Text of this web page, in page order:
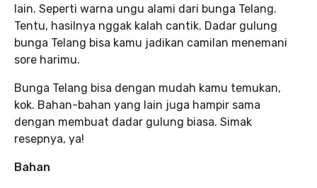
lain. Seperti warna ungu alami dari bunga Telang.
Tentu, hasilnya nggak kalah cantik. Dadar gulung
bunga Telang bisa kamu jadikan camilan menemani
sore harimu.
Bunga Telang bisa dengan mudah kamu temukan,
kok. Bahan-bahan yang lain juga hampir sama
dengan membuat dadar gulung biasa. Simak
resepnya, ya!
Bahan